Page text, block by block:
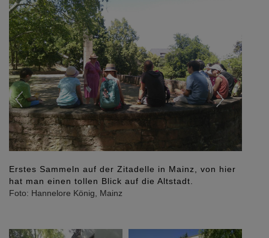
Erstes Sammeln auf der Zitadelle in Mainz, von hier
hat man einen tollen Blick auf die Altstadt.
Foto: Hannelore König, Mainz